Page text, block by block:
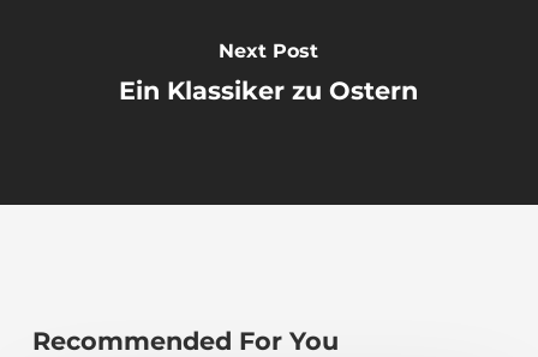
Next Post
Ein Klassiker zu Ostern
Recommended For You